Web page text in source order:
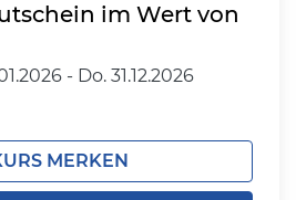
im Wert von
- Do. 31.12.2026
MERKEN